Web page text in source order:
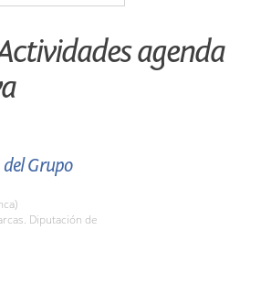
agenda
del Grupo
Diputación de